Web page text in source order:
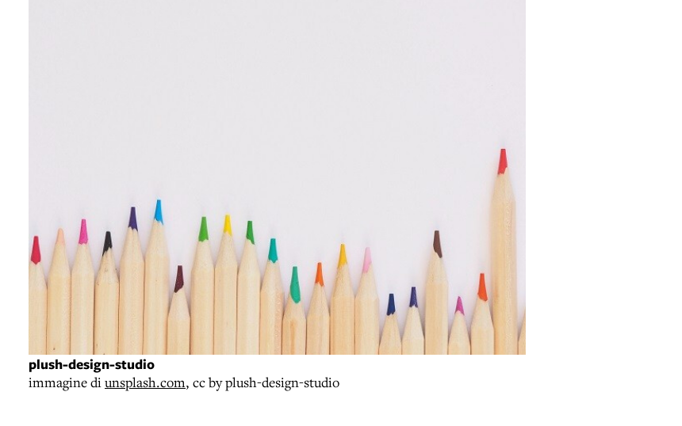
plush-design-studio
immagine diunsplash.com, cc by plush-design-studio